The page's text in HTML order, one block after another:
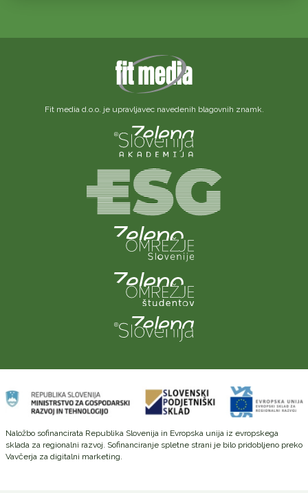
Fit media d.o.o. je upravljavec navedenih blagovnih znamk.
Naložbo sofinancirata Republika Slovenija in Evropska unija iz evropskega
sklada za regionalni razvoj. Sofinanciranje spletne strani je bilo pridobljeno preko
Vavčerja za digitalni marketing.